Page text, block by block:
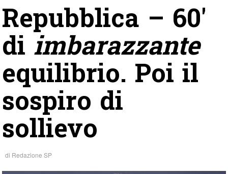
Repubblica – 60′
di imbarazzante
equilibrio. Poi il
sospiro di
sollievo
di Redazione SP